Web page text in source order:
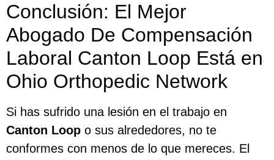
Conclusión: El Mejor
Abogado De Compensación
Laboral Canton Loop Está en
Ohio Orthopedic Network
Si has sufrido una lesión en el trabajo en
Canton Loop o sus alrededores, no te
conformes con menos de lo que mereces. El